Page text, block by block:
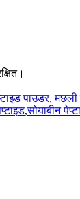
पाउडर,मछली
,सोयाबीन